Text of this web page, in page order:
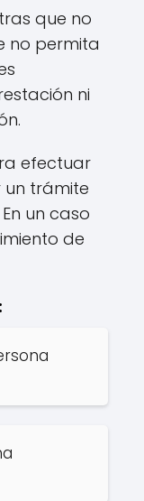
que no
no permita
ni
efectuar
un trámite
un caso
de